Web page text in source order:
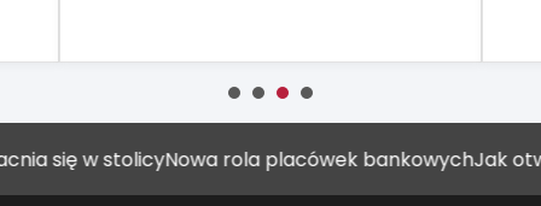
stolicyNowa rola placówek bankowychJak otworzyć